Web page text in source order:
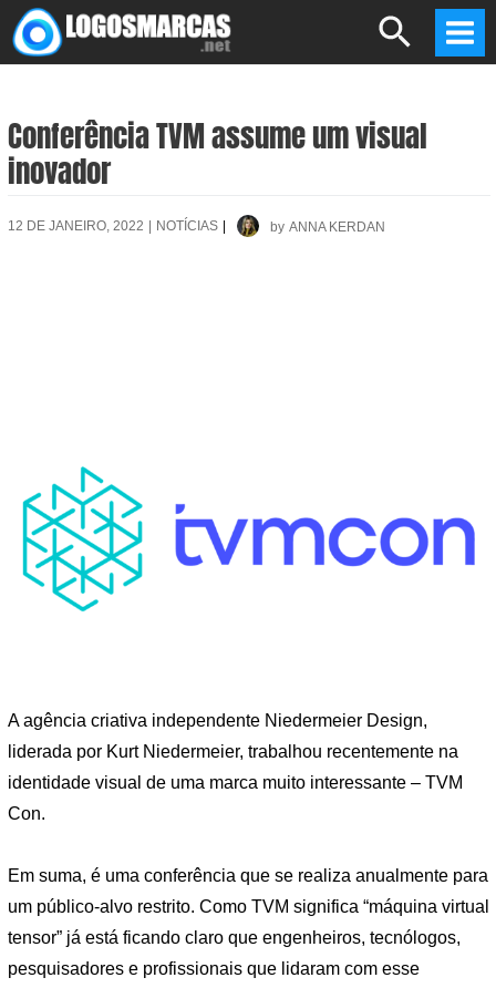
Skip
to
Search
Conferência TVM assume um visual
inovador
12 DE JANEIRO, 2022 NOTÍCIAS by ANNA KERDAN
A agência criativa independente Niedermeier Design,
liderada por Kurt Niedermeier, trabalhou recentemente na
identidade visual de uma marca muito interessante – TVM
Con.
Em suma, é uma conferência que se realiza anualmente para
um público-alvo restrito. Como TVM significa “máquina virtual
tensor” já está ficando claro que engenheiros, tecnólogos,
pesquisadores e profissionais que lidaram com esse